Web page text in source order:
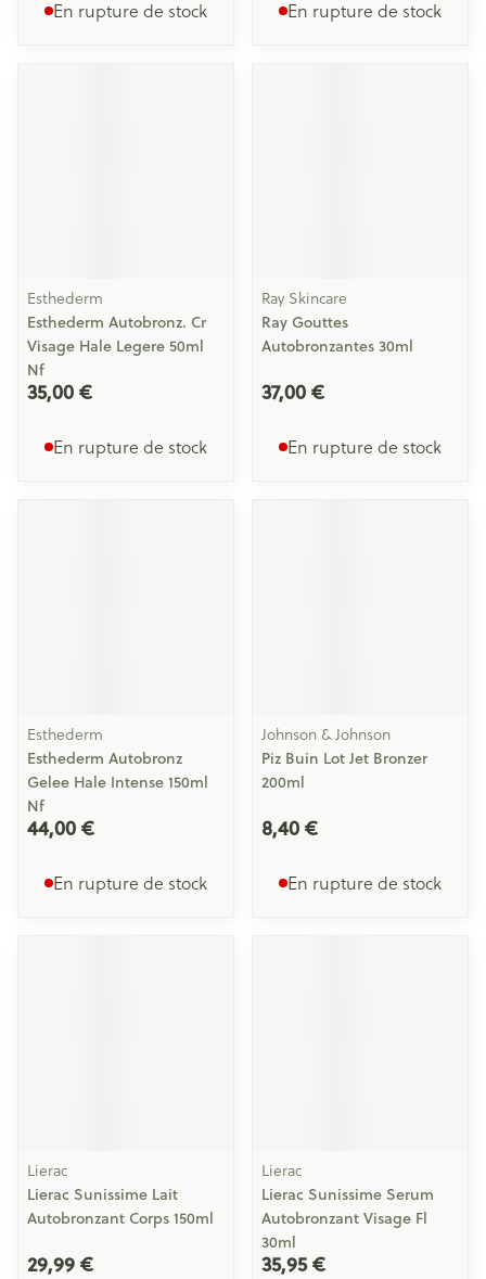
En rupture de stock En rupture de stock
Esthederm
Esthederm Autobronz. Cr
Visage Hale Legere 50ml
Nf
35,00 €
En rupture de stock
Ray Skincare
Ray Gouttes
Autobronzantes 30ml
37,00 €
En rupture de stock
Esthederm
Esthederm Autobronz
Gelee Hale Intense 150ml
Nf
44,00 €
En rupture de stock
Johnson & Johnson
Piz Buin Lot Jet Bronzer
200ml
8,40 €
En rupture de stock
Lierac
Lierac Sunissime Lait
Autobronzant Corps 150ml
29,99 €
Lierac
Lierac Sunissime Serum
Autobronzant Visage Fl
30ml
35,95 €